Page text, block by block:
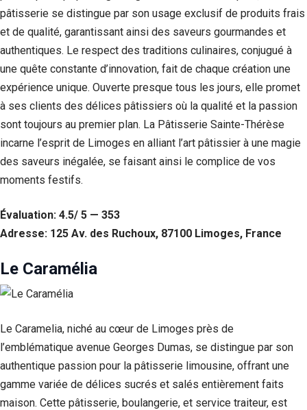
pâtisserie se distingue par son usage exclusif de produits frais
et de qualité, garantissant ainsi des saveurs gourmandes et
authentiques. Le respect des traditions culinaires, conjugué à
une quête constante d’innovation, fait de chaque création une
expérience unique. Ouverte presque tous les jours, elle promet
à ses clients des délices pâtissiers où la qualité et la passion
sont toujours au premier plan. La Pâtisserie Sainte-Thérèse
incarne l’esprit de Limoges en alliant l’art pâtissier à une magie
des saveurs inégalée, se faisant ainsi le complice de vos
moments festifs.
Évaluation: 4.5/ 5 — 353
Adresse: 125 Av. des Ruchoux, 87100 Limoges, France
Le Caramélia
Le Caramelia, niché au cœur de Limoges près de
l’emblématique avenue Georges Dumas, se distingue par son
authentique passion pour la pâtisserie limousine, offrant une
gamme variée de délices sucrés et salés entièrement faits
maison. Cette pâtisserie, boulangerie, et service traiteur, est